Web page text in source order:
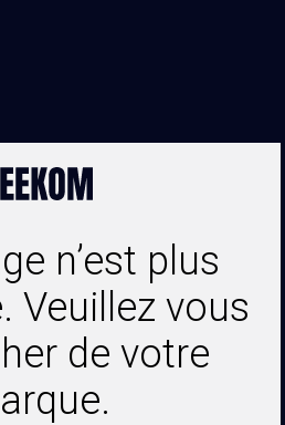
n’est plus
Veuillez vous
de votre